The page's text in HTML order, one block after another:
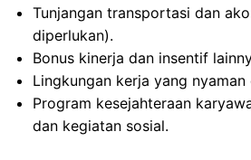
Tunjangan transportasi dan
diperlukan).
Bonus kinerja dan insentif
Lingkungan kerja yang nyaman
Program kesejahteraan
dan kegiatan sosial.